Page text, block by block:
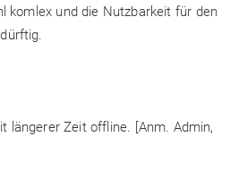
komlex und die Nutzbarkeit für den
längerer Zeit offline. [Anm. Admin,